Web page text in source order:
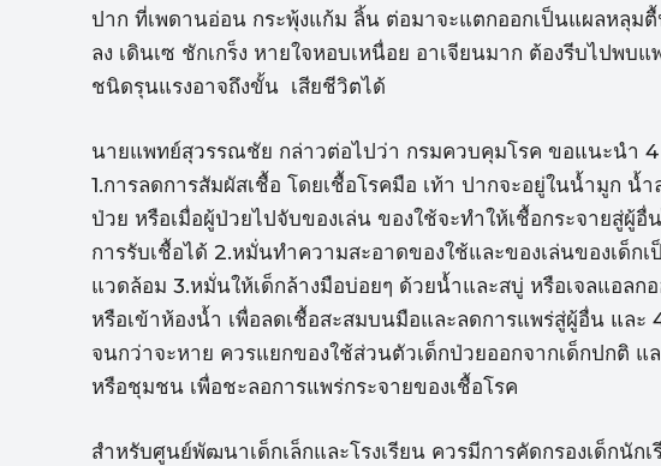
ปาก ที่เพดานอ่อน กระพุ้งแก้ม ลิ้น ต่อมาจะแตกออกเป็นแผลหลุ
ลง เดินเซ ชักเกร็ง หายใจหอบเหนื่อย อาเจียนมาก ต้องรีบไปพบ
ชนิดรุนแรงอาจถึงขั้น เสียชีวิตได้
นายแพทย์สุวรรณชัย กล่าวต่อไปว่า กรมควบคุมโรค ขอแนะนำ 4
1.การลดการสัมผัสเชื้อ โดยเชื้อโรคมือ เท้า ปากจะอยู่ในน้ำมูก น้
ป่วย หรือเมื่อผู้ป่วยไปจับของเล่น ของใช้จะทำให้เชื้อกระจายสู่ผู้
การรับเชื้อได้ 2.หมั่นทำความสะอาดของใช้และของเล่นของเด็กเ
แวดล้อม 3.หมั่นให้เด็กล้างมือบ่อยๆ ด้วยน้ำและสบู่ หรือเจลแอลก
หรือเข้าห้องน้ำ เพื่อลดเชื้อสะสมบนมือและลดการแพร่สู่ผู้อื่น และ
จนกว่าจะหาย ควรแยกของใช้ส่วนตัวเด็กป่วยออกจากเด็กปกติ
หรือชุมชน เพื่อชะลอการแพร่กระจายของเชื้อโรค
สำหรับศูนย์พัฒนาเด็กเล็กและโรงเรียน ควรมีการคัดกรองเด็กนัก